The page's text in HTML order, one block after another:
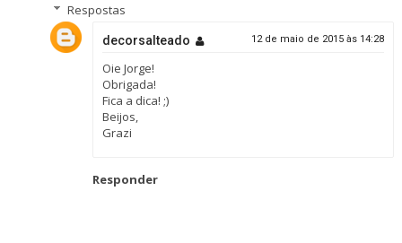
Respostas
decorsalteado 12 de maio de 2015 às 14:28
Oie Jorge!
Obrigada!
Fica a dica! ;)
Beijos,
Grazi
Responder